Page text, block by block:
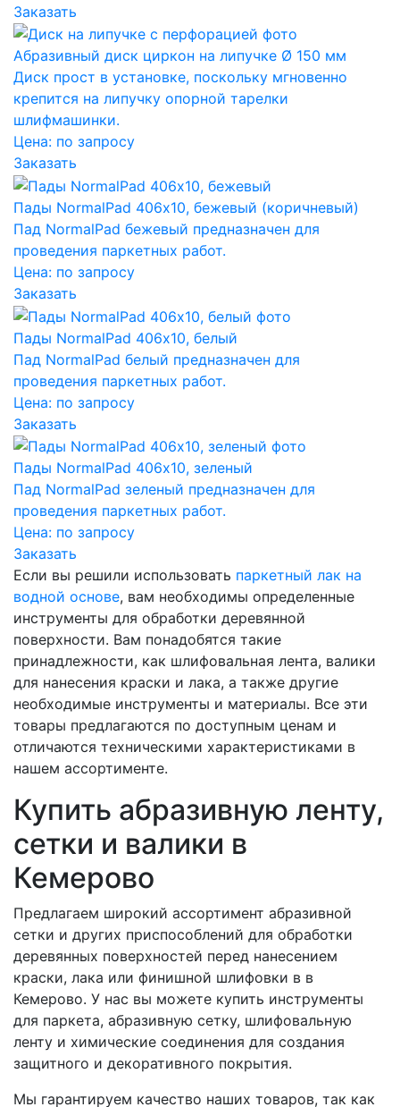
Заказать
Абразивный диск циркон на липучке Ø 150 мм
Диск прост в установке, поскольку мгновенно
крепится на липучку опорной тарелки
шлифмашинки.
Цена: по запросу
Заказать
Пады NormalPad 406х10, бежевый (коричневый)
Пад NormalPad бежевый предназначен для
проведения паркетных работ.
Цена: по запросу
Заказать
Пады NormalPad 406х10, белый
Пад NormalPad белый предназначен для
проведения паркетных работ.
Цена: по запросу
Заказать
Пады NormalPad 406х10, зеленый
Пад NormalPad зеленый предназначен для
проведения паркетных работ.
Цена: по запросу
Заказать
Если вы решили использовать паркетный лак на
водной основе, вам необходимы определенные
инструменты для обработки деревянной
поверхности. Вам понадобятся такие
принадлежности, как шлифовальная лента, валики
для нанесения краски и лака, а также другие
необходимые инструменты и материалы. Все эти
товары предлагаются по доступным ценам и
отличаются техническими характеристиками в
нашем ассортименте.
Купить абразивную ленту,
сетки и валики в
Кемерово
Предлагаем широкий ассортимент абразивной
сетки и других приспособлений для обработки
деревянных поверхностей перед нанесением
краски, лака или финишной шлифовки в в
Кемерово. У нас вы можете купить инструменты
для паркета, абразивную сетку, шлифовальную
ленту и химические соединения для создания
защитного и декоративного покрытия.
Мы гарантируем качество наших товаров, так как